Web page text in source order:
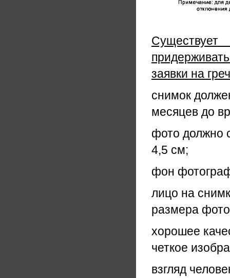
Существует
заявки на
снимок
месяцев до
фото должно
4,5 см;
фон
лицо на
размера
хорошее
четкое
взгляд